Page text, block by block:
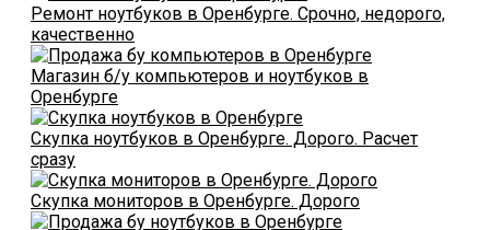
Ремонт ноутбуков в Оренбурге. Срочно, недорого,
качественно
Магазин б/у компьютеров и ноутбуков в
Оренбурге
Скупка ноутбуков в Оренбурге. Дорого. Расчет
сразу
Скупка мониторов в Оренбурге. Дорого